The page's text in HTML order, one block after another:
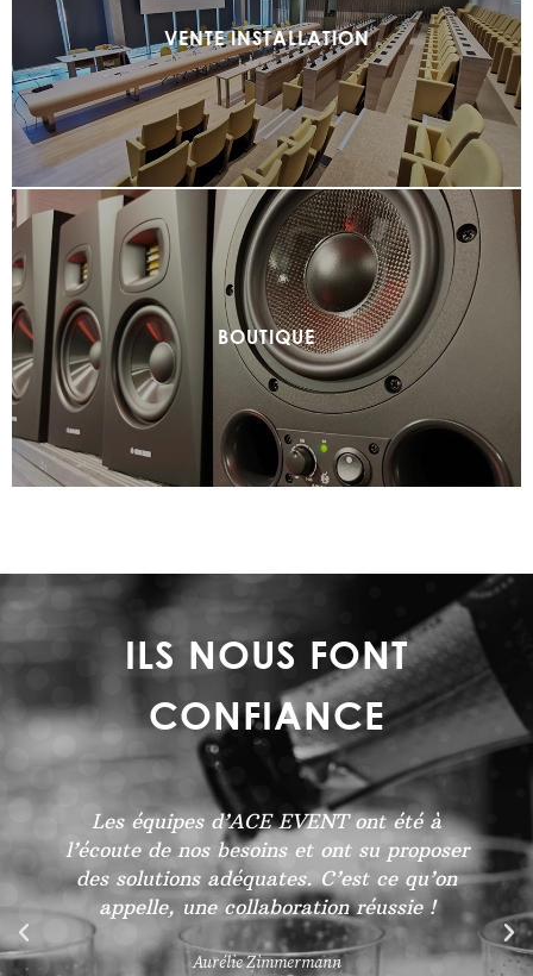
VENTE INSTALLATION
BOUTIQUE
ILS NOUS FONT
CONFIANCE
Les équipes d’ACE EVENT ont été à
l’écoute de nos besoins et ont su proposer
des solutions adéquates. C’est ce qu’on
appelle, une collaboration réussie !
Aurélie Zimmermann